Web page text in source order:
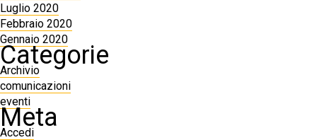
Luglio 2020
Febbraio 2020
Gennaio 2020
Categorie
Archivio
comunicazioni
eventi
Meta
Accedi